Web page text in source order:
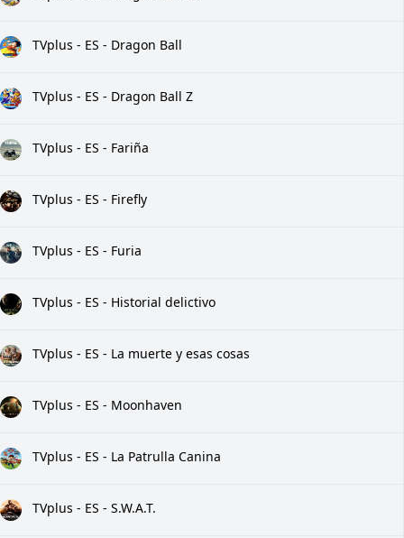
TVplus - ES - Dragon Ball
TVplus - ES - Dragon Ball Z
TVplus - ES - Fariña
TVplus - ES - Firefly
TVplus - ES - Furia
TVplus - ES - Historial delictivo
TVplus - ES - La muerte y esas cosas
TVplus - ES - Moonhaven
TVplus - ES - La Patrulla Canina
TVplus - ES - S.W.A.T.